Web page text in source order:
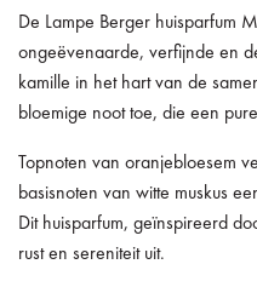
De Lampe Berger huisparfum
ongeëvenaarde, verfijnde en
kamille in het hart van de
bloemige noot toe, die een
Topnoten van oranjebloesem
basisnoten van witte muskus
Dit huisparfum, geïnspireerd
rust en sereniteit uit.